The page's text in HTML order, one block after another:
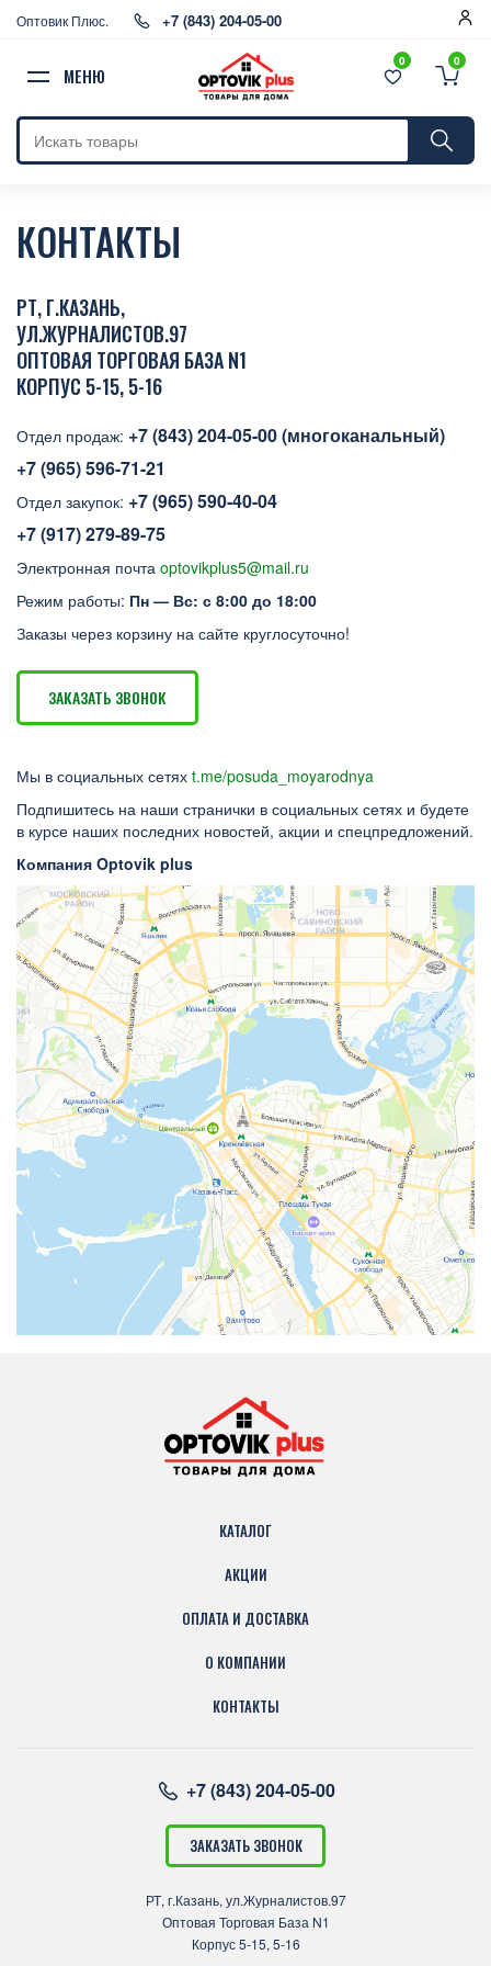
Оптовик Плюс. +7 (843) 204-05-00
МЕНЮ
0 0
КОНТАКТЫ
РТ, Г.КАЗАНЬ,
УЛ.ЖУРНАЛИСТОВ.97
ОПТОВАЯ ТОРГОВАЯ БАЗА N1
КОРПУС 5-15, 5-16
Отдел продаж: +7 (843) 204-05-00 (многоканальный)
+7 (965) 596-71-21
Отдел закупок: +7 (965) 590-40-04
+7 (917) 279-89-75
Электронная почта optovikplus5@mail.ru
Режим работы: Пн — Вс: с 8:00 до 18:00
Заказы через корзину на сайте круглосуточно!
ЗАКАЗАТЬ ЗВОНОК
Мы в социальных сетях t.me/posuda_moyarodnya
Подпишитесь на наши странички в социальных сетях и будете
в курсе наших последних новостей, акции и спецпредложений.
Компания Optovik plus
КАТАЛОГ
АКЦИИ
ОПЛАТА И ДОСТАВКА
О КОМПАНИИ
КОНТАКТЫ
+7 (843) 204-05-00
ЗАКАЗАТЬ ЗВОНОК
РТ, г.Казань, ул.Журналистов.97
Оптовая Торговая База N1
Корпус 5-15, 5-16